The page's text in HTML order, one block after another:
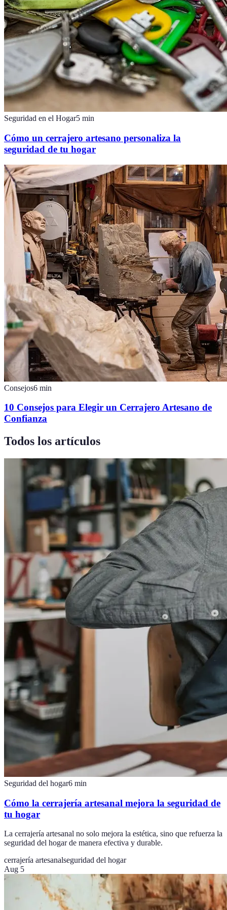
Seguridad en el Hogar5 min
Cómo un cerrajero artesano personaliza la
seguridad de tu hogar
Consejos6 min
10 Consejos para Elegir un Cerrajero Artesano de
Confianza
Todos los artículos
Seguridad del hogar6 min
Cómo la cerrajería artesanal mejora la seguridad de
tu hogar
La cerrajería artesanal no solo mejora la estética, sino que refuerza la
seguridad del hogar de manera efectiva y durable.
cerrajería artesanalseguridad del hogar
Aug 5